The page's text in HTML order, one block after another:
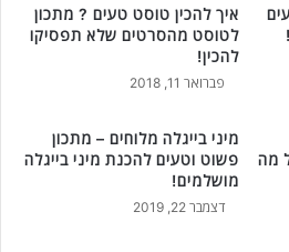
איך להכין טוסט טעים ? מתכון
לטוסט מהסרטים שלא תפסיקו
להכין!
פברואר 11, 2018
מה
מיני בייגלה מלוחים – מתכון
פשוט וטעים להכנת מיני בייגלה
מושלמים!
דצמבר 22, 2019